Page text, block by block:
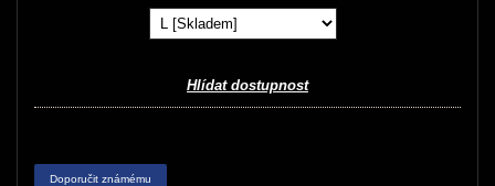
Hlídat dostupnost
Doporučit známému